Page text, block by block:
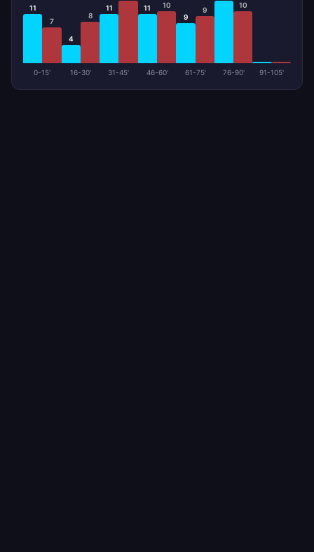
11
7
0-15'
4
8
16-30'
11
31-45'
11 10
46-60'
9
9
61-75'
10
76-90' 91-105'